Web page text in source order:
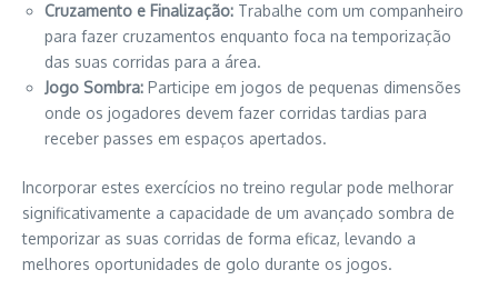
Cruzamento e Finalização: Trabalhe com um companheiro
para fazer cruzamentos enquanto foca na temporização
das suas corridas para a área.
Jogo Sombra: Participe em jogos de pequenas dimensões
onde os jogadores devem fazer corridas tardias para
receber passes em espaços apertados.
Incorporar estes exercícios no treino regular pode melhorar
significativamente a capacidade de um avançado sombra de
temporizar as suas corridas de forma eficaz, levando a
melhores oportunidades de golo durante os jogos.